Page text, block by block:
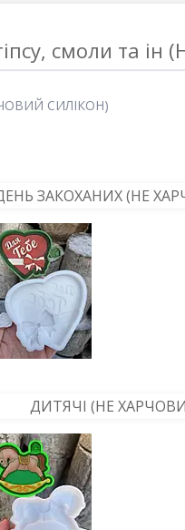
смоли та
СИЛІКОН)
ЗАКОХАНИХ (НЕ
ДИТЯЧІ (НЕ